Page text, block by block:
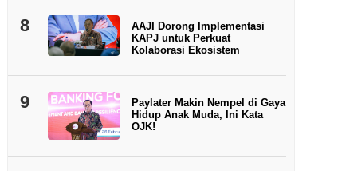
8
AAJI Dorong Implementasi
KAPJ untuk Perkuat
Kolaborasi Ekosistem
9
Paylater Makin Nempel di Gaya
Hidup Anak Muda, Ini Kata
OJK!